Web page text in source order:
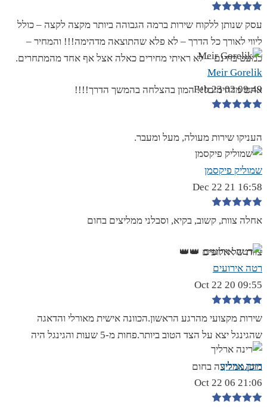
עסק שנותן ללקוח שירות ברמה הגבוהה ביותר מקצה לקצה – כולל
ליווי לאורך כל הדרך – לא פלא שהתוצאה מדהימה!!! והמחיר –
כמעט בחינם – לא ראיתי מחירים כאלה אצל אף אחד מהמתחרים.
אתם מדהימים!!! המון בהצלחה בהמשך הדרך!!!!
Meir Gorelik
09:49 02 Feb 23
העניקו שירות מעולה, מעל ומעבר.
שמוליק פיקסמן
16:58 21 Dec 22
אחלה צוות, קשוב, בקיא, וסבלני ממליצים בחום
צוות של אלופים 👑👑
רטה אירועים
09:55 20 Oct 22
שירות מקצועי מהרגע הראשון.הכוונה אישית מאורלי והדאגה
שהגינגל יצא על הצד הטוב ביותר.פחות מ-5 שעות והגינגל היה
מוכן.ממליצה בחום
רינה ארליך
21:06 06 Oct 22